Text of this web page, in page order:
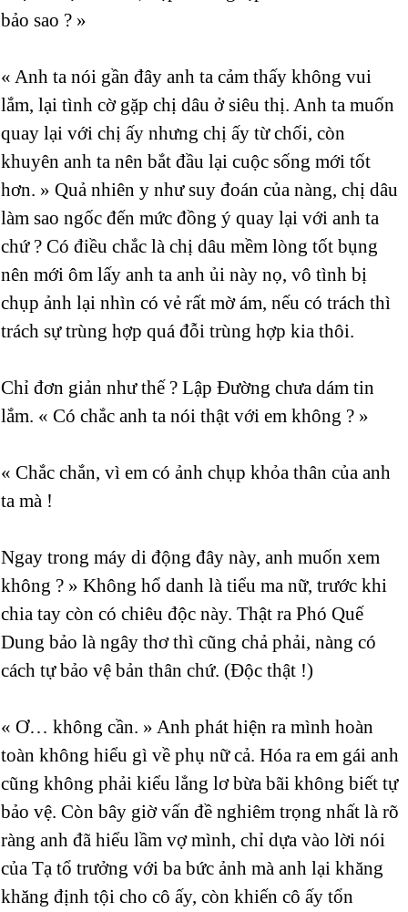
bảo sao ? »
« Anh ta nói gần đây anh ta cảm thấy không vui
lắm, lại tình cờ gặp chị dâu ở siêu thị. Anh ta muốn
quay lại với chị ấy nhưng chị ấy từ chối, còn
khuyên anh ta nên bắt đầu lại cuộc sống mới tốt
hơn. » Quả nhiên y như suy đoán của nàng, chị dâu
làm sao ngốc đến mức đồng ý quay lại với anh ta
chứ ? Có điều chắc là chị dâu mềm lòng tốt bụng
nên mới ôm lấy anh ta anh ủi này nọ, vô tình bị
chụp ảnh lại nhìn có vẻ rất mờ ám, nếu có trách thì
trách sự trùng hợp quá đỗi trùng hợp kia thôi.
Chỉ đơn giản như thế ? Lập Đường chưa dám tin
lắm. « Có chắc anh ta nói thật với em không ? »
« Chắc chắn, vì em có ảnh chụp khỏa thân của anh
ta mà !
Ngay trong máy di động đây này, anh muốn xem
không ? » Không hổ danh là tiểu ma nữ, trước khi
chia tay còn có chiêu độc này. Thật ra Phó Quế
Dung bảo là ngây thơ thì cũng chả phải, nàng có
cách tự bảo vệ bản thân chứ. (Độc thật !)
« Ơ… không cần. » Anh phát hiện ra mình hoàn
toàn không hiểu gì về phụ nữ cả. Hóa ra em gái anh
cũng không phải kiểu lẳng lơ bừa bãi không biết tự
bảo vệ. Còn bây giờ vấn đề nghiêm trọng nhất là rõ
ràng anh đã hiểu lầm vợ mình, chỉ dựa vào lời nói
của Tạ tổ trưởng với ba bức ảnh mà anh lại khăng
khăng định tội cho cô ấy, còn khiến cô ấy tổn